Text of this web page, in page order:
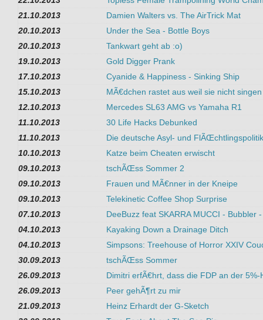
21.10.2013
Damien Walters vs. The AirTrick Mat
20.10.2013
Under the Sea - Bottle Boys
20.10.2013
Tankwart geht ab :o)
19.10.2013
Gold Digger Prank
17.10.2013
Cyanide & Happiness - Sinking Ship
15.10.2013
MÃ€dchen rastet aus weil sie nicht
12.10.2013
Mercedes SL63 AMG vs Yamaha R1
11.10.2013
30 Life Hacks Debunked
11.10.2013
Die deutsche Asyl- und FlÃŒchtlingspolitik
10.10.2013
Katze beim Cheaten erwischt
09.10.2013
tschÃŒss Sommer 2
09.10.2013
Frauen und MÃ€nner in der Kneipe
09.10.2013
Telekinetic Coffee Shop Surprise
07.10.2013
DeeBuzz feat SKARRA MUCCI - Bubbler
04.10.2013
Kayaking Down a Drainage Ditch
04.10.2013
Simpsons: Treehouse of Horror XXIV
30.09.2013
tschÃŒss Sommer
26.09.2013
Dimitri erfÃ€hrt, dass die FDP an der
26.09.2013
Peer gehÃ¶rt zu mir
21.09.2013
Heinz Erhardt der G-Sketch